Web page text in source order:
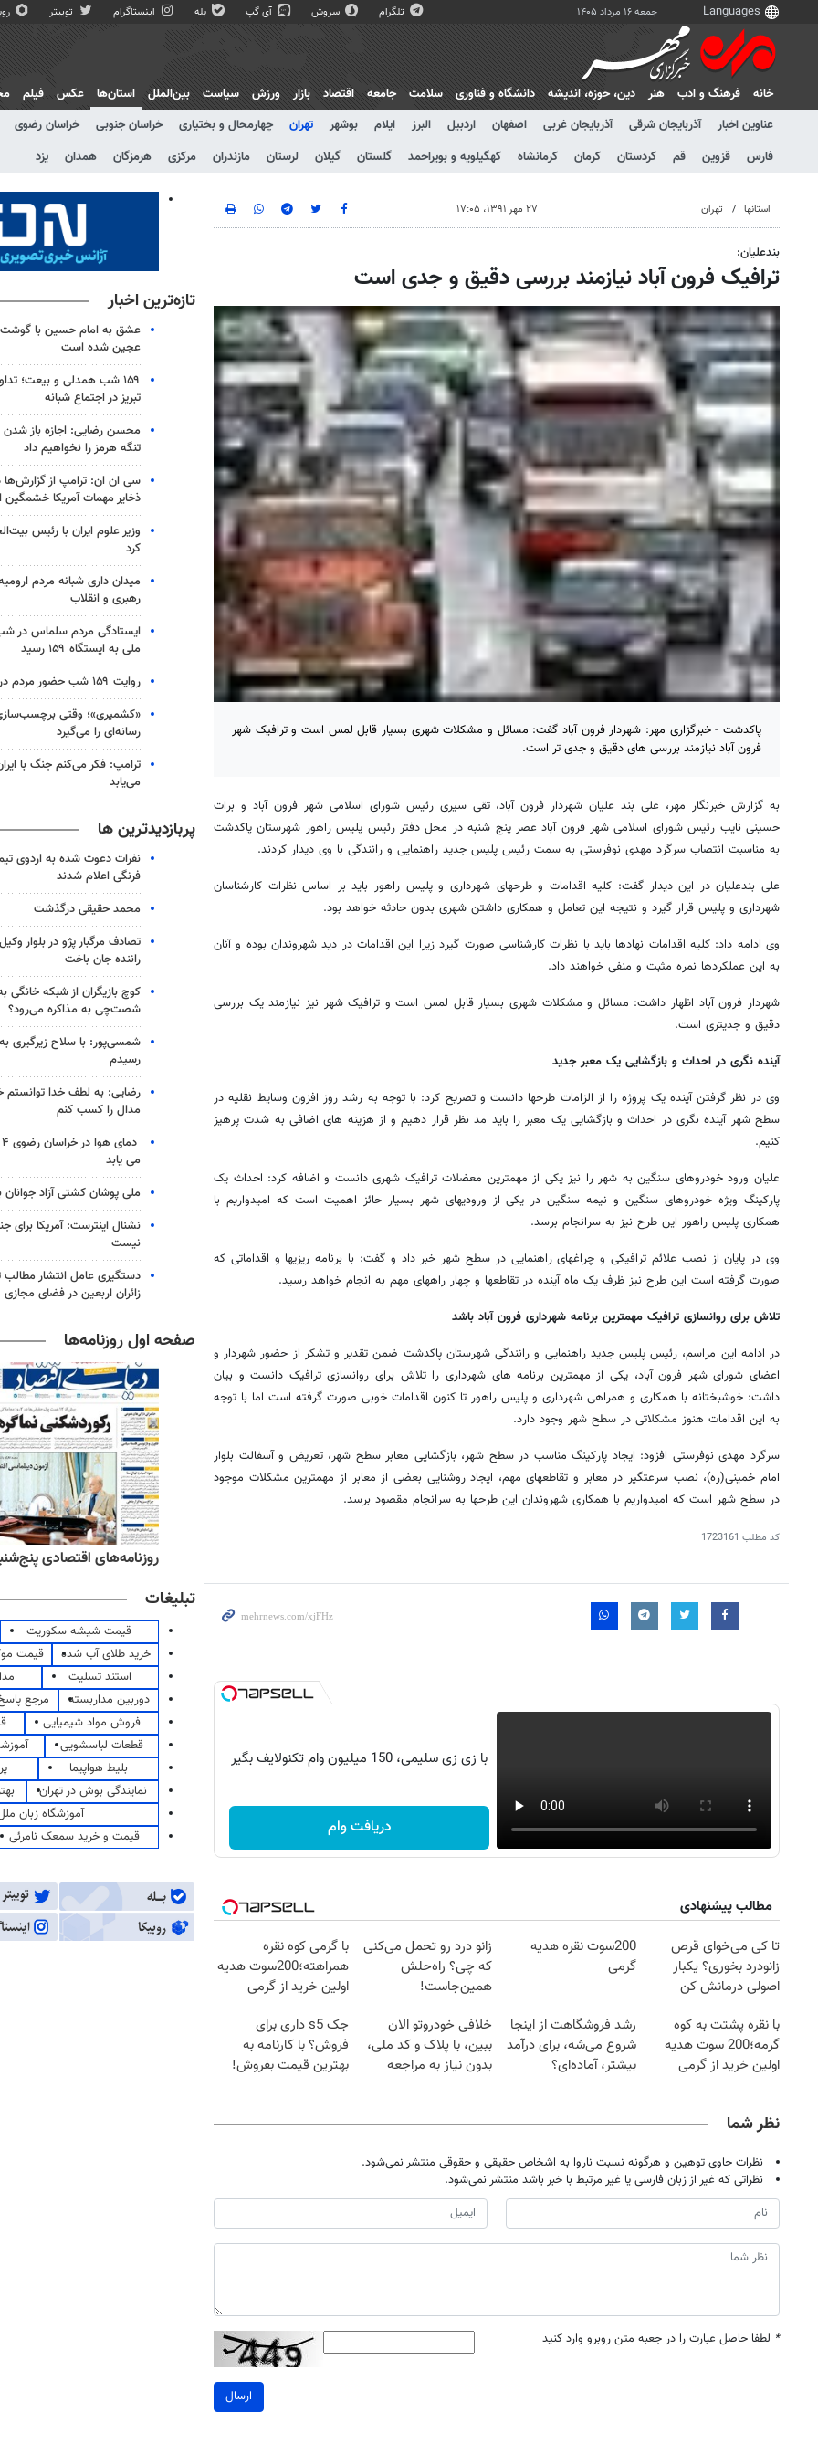
جمعه ۱۶ مرداد ۱۴۰۵ تلگرام سروش آی گپ بله اینستاگرام توییتر
خانه فرهنگ و ادب هنر دين، حوزه، انديشه دانشگاه و فناوری سلامت جامعه اقتصاد بازار ورزش سیاست بین‌الملل
استان‌ها
عناوین اخبار
آذربایجان شرقی آذربایجان غربی اصفهان اردبیل البرز ایلام بوشهر تهران چهارمحال و بختیاری خراسان جنوبی خراسان رضوی
فارس
قزوین قم کردستان کرمان کرمانشاه کهگیلویه و بویراحمد گلستان گیلان لرستان مازندران مرکزی هرمزگان همدان یزد
عکس فیلم
استانها تهران ۲۷ مهر ۱۳۹۱، ۱۷:۰۵
بندعلیان:
ترافیک فرون آباد نیازمند بررسی دقیق و جدی است
پاکدشت - خبرگزاری مهر: شهردار فرون آباد گفت: مسائل و مشکلات شهری بسیار قابل لمس است و ترافیک شهر
فرون آباد نیازمند بررسی های دقیق و جدی تر است.
به گزارش خبرنگار مهر، علی بند علیان شهردار فرون آباد، تقی سیری رئیس شورای اسلامی شهر فرون آباد و برات
حسینی نایب رئیس شورای اسلامی شهر فرون آباد عصر پنج شنبه در محل دفتر رئیس پلیس راهور شهرستان پاکدشت
به مناسبت انتصاب سرگرد مهدی نوفرستی به سمت رئیس پلیس جدید راهنمایی و رانندگی با وی دیدار کردند.
علی بندعلیان در این دیدار گفت: کلیه اقدامات و طرحهای شهرداری و پلیس راهور باید بر اساس نظرات کارشناسان
شهرداری و پلیس قرار گیرد و نتیجه این تعامل و همکاری داشتن شهری بدون حادثه خواهد بود.
وی ادامه داد: کلیه اقدامات نهادها باید با نظرات کارشناسی صورت گیرد زیرا این اقدامات در دید شهروندان بوده و آنان
به این عملکردها نمره مثبت و منفی خواهند داد.
شهردار فرون آباد اظهار داشت: مسائل و مشکلات شهری بسیار قابل لمس است و ترافیک شهر نیز نیازمند یک بررسی
دقیق و جدیتری است.
آینده نگری در احداث و بازگشایی یک معبر جدید
وی در نظر گرفتن آینده یک پروژه را از الزامات طرحها دانست و تصریح کرد: با توجه به رشد روز افزون وسایط نقلیه در
سطح شهر آینده نگری در احداث و بازگشایی یک معبر را باید مد نظر قرار دهیم و از هزینه های اضافی به شدت پرهیز
کنیم.
علیان ورود خودروهای سنگین به شهر را نیز یکی از مهمترین معضلات ترافیک شهری دانست و اضافه کرد: احداث یک
پارکینگ ویژه خودروهای سنگین و نیمه سنگین در یکی از ورودیهای شهر بسیار حائز اهمیت است که امیدواریم با
همکاری پلیس راهور این طرح نیز به سرانجام برسد.
وی در پایان از نصب علائم ترافیکی و چراغهای راهنمایی در سطح شهر خبر داد و گفت: با برنامه ریزیها و اقداماتی که
صورت گرفته است این طرح نیز ظرف یک ماه آینده در تقاطعها و چهار راههای مهم به انجام خواهد رسید.
تلاش برای روانسازی ترافیک مهمترین برنامه شهرداری فرون آباد باشد
در ادامه این مراسم، رئیس پلیس جدید راهنمایی و رانندگی شهرستان پاکدشت ضمن تقدیر و تشکر از حضور شهردار و
اعضای شورای شهر فرون آباد، یکی از مهمترین برنامه های شهرداری را تلاش برای روانسازی ترافیک دانست و بیان
داشت: خوشبختانه با همکاری و همراهی شهرداری و پلیس راهور تا کنون اقدامات خوبی صورت گرفته است اما با توجه
به این اقدامات هنوز مشکلاتی در سطح شهر وجود دارد.
سرگرد مهدی نوفرستی افزود: ایجاد پارکینگ مناسب در سطح شهر، بازگشایی معابر سطح شهر، تعریض و آسفالت بلوار
امام خمینی(ره)، نصب سرعتگیر در معابر و تقاطعهای مهم، ایجاد روشنایی بعضی از معابر از مهمترین مشکلات موجود
در سطح شهر است که امیدواریم با همکاری شهروندان این طرحها به سرانجام مقصود برسد.
کد مطلب 1723161
با زی زی سلیمی، 150 میلیون وام تکنولایف بگیر
دریافت وام
مطالب پیشنهادی
تا کی می‌خوای قرص
زانودرد بخوری؟ یکبار
اصولی درمانش کن
200سوت نقره هدیه
گرمی
زانو درد رو تحمل می‌کنی
که چی؟ راه‌حلش
همین‌جاست!
با گرمی کوه نقره
همراهته؛200سوت هدیه
اولین خرید از گرمی
با نقره پشتت به کوه
گرمه؛200 سوت هدیه
اولین خرید از گرمی
رشد فروشگاهت از اینجا
شروع می‌شه، برای درآمد
بیشتر، آماده‌ای؟
خلافی خودروتو الان
ببین، با پلاک و کد ملی،
بدون نیاز به مراجعه
جک s5 داری برای
فروش؟ با کارنامه به
بهترین قیمت بفروش!
نظر شما
نظرات حاوی توهین و هرگونه نسبت ناروا به اشخاص حقیقی و حقوقی منتشر نمی‌شود.
نظراتی که غیر از زبان فارسی یا غیر مرتبط با خبر باشد منتشر نمی‌شود.
* لطفا حاصل عبارت را در جعبه متن روبرو وارد کنید
ارسال
تازه‌ترین اخبار
عشق به امام حسین با
عجین شده است
۱۵۹ شب همدلی و بیعت؛
تبریز در اجتماع شبانه
محسن رضایی: اجازه باز
تنگه هرمز را نخواهیم داد
سی ان ان: ترامپ از گزارش‌ها
ذخایر مهمات آمریکا
وزیر علوم ایران با رئیس
کرد
میدان داری شبانه مردم
رهبری و انقلاب
ایستادگی مردم سلماس در
ملی به ایستگاه ۱۵۹ رسید
روایت ۱۵۹ شب حضور مردم در کرج
«کشمیری»؛ وقتی
رسانه‌ای را می‌گیرد
ترامپ: فکر می‌کنم جنگ با
می‌یابد
پربازدیدترین ها
نفرات دعوت شده به اردوی
فرنگی اعلام شدند
محمد حقیقی درگذشت
تصادف مرگبار پژو در بلوار
راننده جان باخت
کوچ بازیگران از شبکه خانگی
شصت‌چی به مذاکره می‌رود؟
شمسی‌پور: با سلاح زیرگیری
رسیدم
رضایی: به لطف خدا توانستم
مدال را کسب کنم
می یابد
ملی پوشان کشتی آزاد
نشنال اینترست: آمریکا برای
نیست
دستگیری عامل انتشار مطالب
زائران اربعین در فضای مجازی
صفحه اول روزنامه‌ها
روزنامه‌های اقتصادی پنج‌شنبه ۱۵ مرداد
تبلیغات
قیمت شیشه سکوریت
خرید طلای آب شده
قیمت
استند تسلیت
دوربین مداربسته
مرجع
فروش مواد شیمیایی
قطعات لباسشویی
بلیط هواپیما
نمایندگی بوش در تهران
آموزشگاه زبان
قیمت و خرید سمعک نامرئی